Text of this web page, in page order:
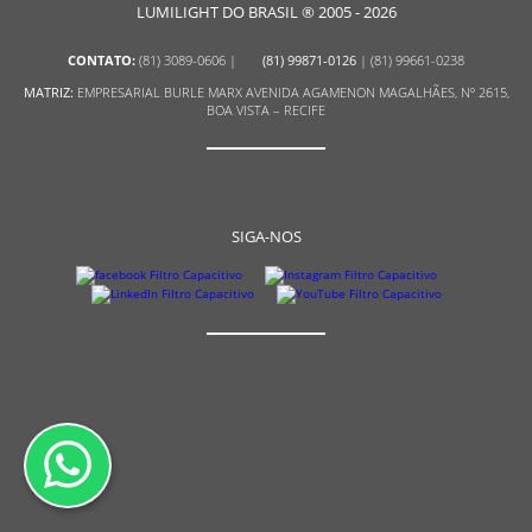
LUMILIGHT DO BRASIL ® 2005 - 2026
CONTATO: (81) 3089-0606 | (81) 99871-0126 | (81) 99661-0238
MATRIZ: EMPRESARIAL BURLE MARX AVENIDA AGAMENON MAGALHÃES, Nº 2615,
BOA VISTA – RECIFE
SIGA-NOS